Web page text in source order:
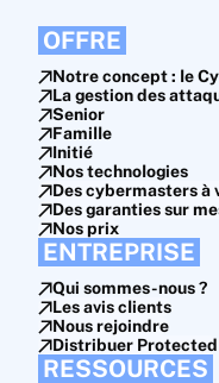
OFFRE
Notre concept : le
La gestion des
Senior
Famille
Initié
Nos technologies
Des cybermasters à
Des garanties sur
Nos prix
ENTREPRISE
Qui sommes-nous ?
Les avis clients
Nous rejoindre
Distribuer Protected
RESSOURCES